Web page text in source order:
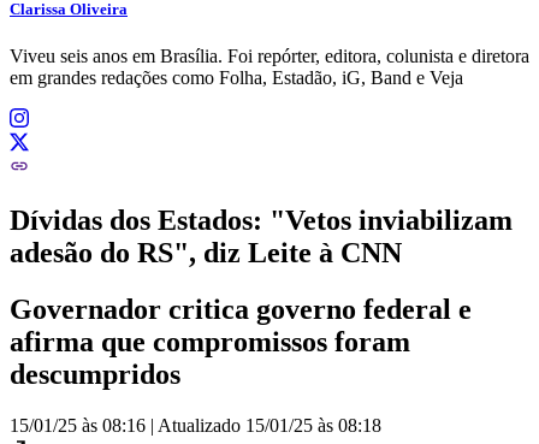
Clarissa Oliveira
Viveu seis anos em Brasília. Foi repórter, editora, colunista e diretora
em grandes redações como Folha, Estadão, iG, Band e Veja
Dívidas dos Estados: "Vetos inviabilizam
adesão do RS", diz Leite à CNN
Governador critica governo federal e
afirma que compromissos foram
descumpridos
15/01/25 às 08:16 | Atualizado 15/01/25 às 08:18